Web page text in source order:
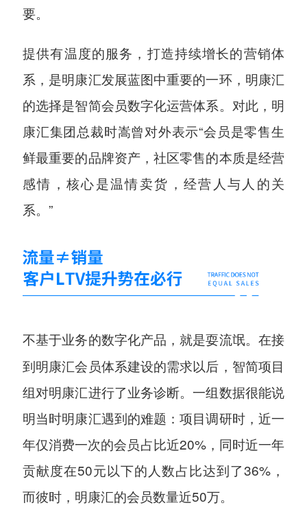
要。
提供有温度的服务，打造持续增长的营销体
系，是明康汇发展蓝图中重要的一环，明康汇
的选择是智简会员数字化运营体系。对此，明
康汇集团总裁时嵩曾对外表示“会员是零售生
鲜最重要的品牌资产，社区零售的本质是经营
感情，核心是温情卖货，经营人与人的关
系。”
不基于业务的数字化产品，就是耍流氓。 在接
到明康汇会员体系建设的需求以后，智简项目
组对明康汇进行了业务诊断。一组数据很能说
明当时明康汇遇到的难题：项目调研时，近一
年仅消费一次的会员占比近20%，同时近一年
贡献度在50元以下的人数占比达到了36%，
而彼时，明康汇的会员数量近50万。